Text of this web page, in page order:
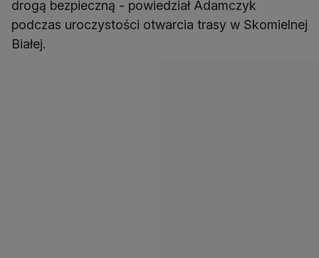
drogą bezpieczną - powiedział Adamczyk
podczas uroczystości otwarcia trasy w Skomielnej
Białej.